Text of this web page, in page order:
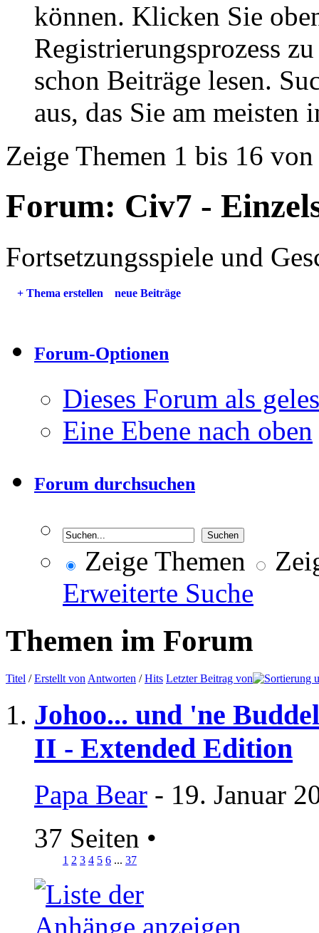
können. Klicken Sie
Registrierungsprozess
schon Beiträge lesen.
aus, das Sie am meisten
Zeige Themen 1 bis 16
Forum: Civ7 -
Fortsetzungsspiele und
+ Thema erstellen neue Beiträge
Forum-Optionen
Dieses Forum als
Eine Ebene nach oben
Forum durchsuchen
Zeige Themen
Erweiterte Suche
Themen im Forum
Titel /Erstellt von Antworten /Hits Letzter Beitrag von
Johoo... und 'ne
II - Extended Edition
Papa Bear - 19. Januar
37 Seiten •
1 2 3 4 5 6 ... 37